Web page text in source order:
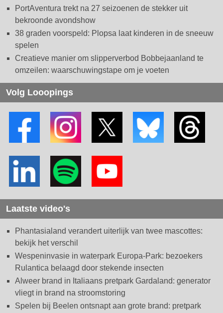
PortAventura trekt na 27 seizoenen de stekker uit
bekroonde avondshow
38 graden voorspeld: Plopsa laat kinderen in de sneeuw
spelen
Creatieve manier om slipperverbod Bobbejaanland te
omzeilen: waarschuwingstape om je voeten
Volg Looopings
Laatste video's
Phantasialand verandert uiterlijk van twee mascottes:
bekijk het verschil
Wespeninvasie in waterpark Europa-Park: bezoekers
Rulantica belaagd door stekende insecten
Alweer brand in Italiaans pretpark Gardaland: generator
vliegt in brand na stroomstoring
Spelen bij Beelen ontsnapt aan grote brand: pretpark